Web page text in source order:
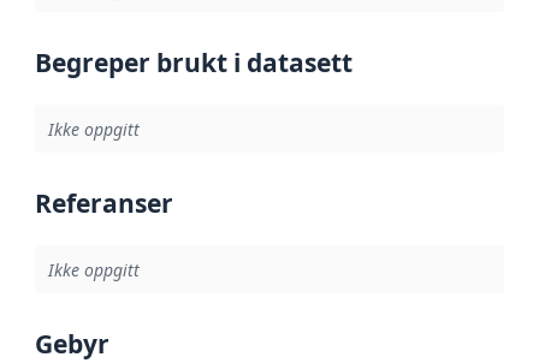
Begreper brukt i datasett
Ikke oppgitt
Referanser
Ikke oppgitt
Gebyr